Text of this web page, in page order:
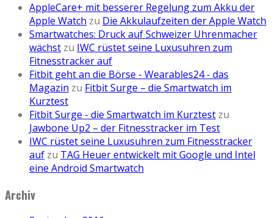
AppleCare+ mit besserer Regelung zum Akku der
Apple Watch zu Die Akkulaufzeiten der Apple Watch
Smartwatches: Druck auf Schweizer Uhrenmacher
wächst zu IWC rüstet seine Luxusuhren zum
Fitnesstracker auf
Fitbit geht an die Börse - Wearables24 - das
Magazin zu Fitbit Surge – die Smartwatch im
Kurztest
Fitbit Surge - die Smartwatch im Kurztest zu
Jawbone Up2 – der Fitnesstracker im Test
IWC rüstet seine Luxusuhren zum Fitnesstracker
auf zu TAG Heuer entwickelt mit Google und Intel
eine Android Smartwatch
Archiv